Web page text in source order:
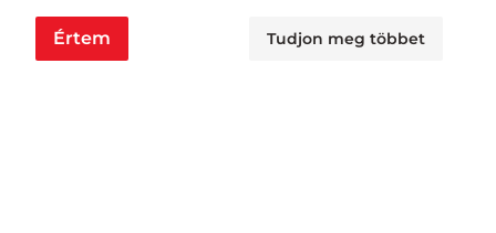
Értem Tudjon meg többet